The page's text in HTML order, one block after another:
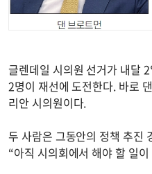
글렌데일 시의원 선거가 내달
2명이 재선에 도전한다. 바로
리안 시의원이다.
두 사람은 그동안의 정책 추진
“아직 시의회에서 해야 할 일